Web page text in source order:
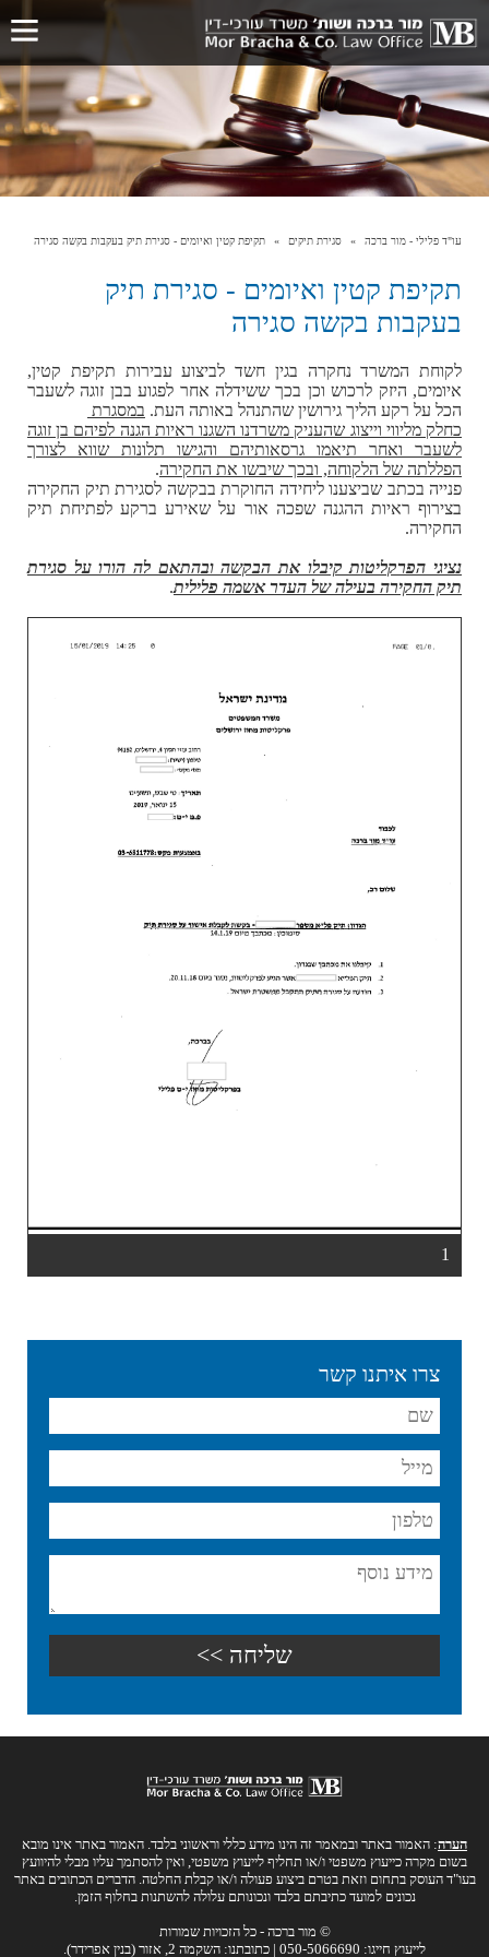
עו"ד פלילי - מור ברכה סגירת תיקים תקיפת קטין ואיומים - סגירת תיק בעקבות בקשה סגירה
תקיפת קטין ואיומים - סגירת תיק
בעקבות בקשה סגירה
לקוחת המשרד נחקרה בגין חשד לביצוע עבירות תקיפת קטין,
איומים, היזק לרכוש וכן בכך ששידלה אחר לפגוע בבן זוגה לשעבר
הכל על רקע הליך גירושין שהתנהל באותה העת. במסגרת
כחלק מליווי וייצוג שהעניק משרדנו השגנו ראיות הגנה לפיהם בן זוגה
לשעבר ואחר תיאמו גרסאותיהם והגישו תלונות שווא לצורך
הפללתה של הלקוחה, ובכך שיבשו את החקירה.
פנייה בכתב שביצענו ליחידה החוקרת בבקשה לסגירת תיק החקירה
בצירוף ראיות ההגנה שפכה אור על שאירע ברקע לפתיחת תיק
החקירה.
נציגי הפרקליטות קיבלו את הבקשה ובהתאם לה הורו על סגירת
תיק החקירה בעילה של העדר אשמה פלילית.
1
צרו איתנו קשר
הערה: האמור באתר ובמאמר זה הינו מידע כללי וראשוני בלבד. האמור באתר אינו מובא
בשום מקרה כייעוץ משפטי ו/או תחליף לייעוץ משפטי, ואין להסתמך עליו מבלי להיוועץ
בעו"ד העוסק בתחום וזאת בטרם ביצוע פעולה ו/או קבלת החלטה. הדברים הכתובים באתר
נכונים למועד כתיבתם בלבד ונכונותם עלולה להשתנות בחלוף הזמן.
© מור ברכה - כל הזכויות שמורות
לייעוץ חייגו: 050-5066690 | כתובתנו: השקמה 2, אזור (בנין אפרידר).